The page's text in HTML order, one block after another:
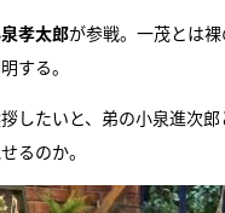
孝太郎が参戦。一茂とは
する。
したいと、弟の小泉進次
るのか。